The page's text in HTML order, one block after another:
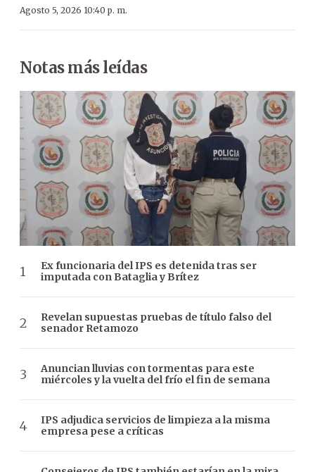
Agosto 5, 2026 10:40 p. m.
Notas más leídas
Ex funcionaria del IPS es detenida tras ser
imputada con Bataglia y Brítez
Revelan supuestas pruebas de título falso del
senador Retamozo
Anuncian lluvias con tormentas para este
miércoles y la vuelta del frío el fin de semana
IPS adjudica servicios de limpieza a la misma
empresa pese a críticas